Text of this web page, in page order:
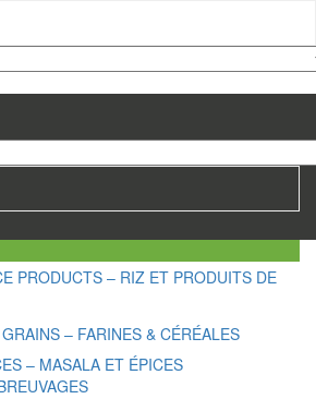
PRODUCTS – RIZ ET PRODUITS DE
– FARINES & CÉRÉALES
– MASALA ET ÉPICES